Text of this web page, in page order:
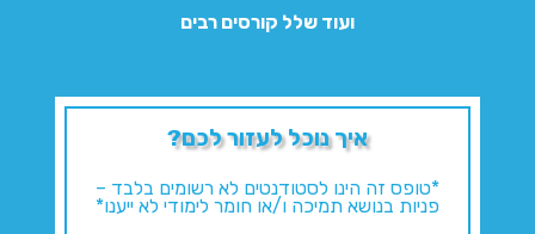
ועוד שלל קורסים רבים
איך נוכל לעזור לכם?
*טופס זה הינו לסטודנטים לא רשומים בלבד –
פניות בנושא תמיכה ו/או חומר לימודי לא ייענו*